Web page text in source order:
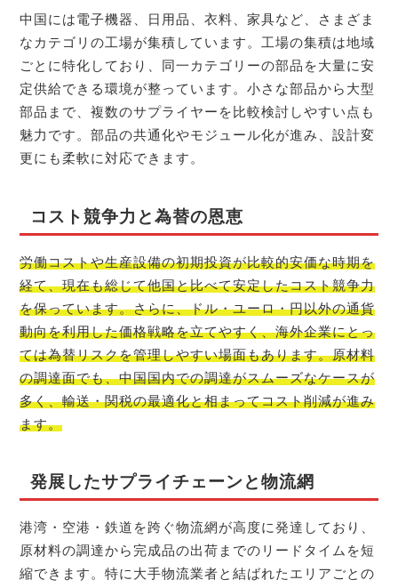
中国には電子機器、日用品、衣料、家具など、さまざま
なカテゴリの工場が集積しています。工場の集積は地域
ごとに特化しており、同一カテゴリーの部品を大量に安
定供給できる環境が整っています。小さな部品から大型
部品まで、複数のサプライヤーを比較検討しやすい点も
魅力です。部品の共通化やモジュール化が進み、設計変
更にも柔軟に対応できます。
コスト競争力と為替の恩恵
労働コストや生産設備の初期投資が比較的安価な時期を
経て、現在も総じて他国と比べて安定したコスト競争力
を保っています。さらに、ドル・ユーロ・円以外の通貨
動向を利用した価格戦略を立てやすく、海外企業にとっ
ては為替リスクを管理しやすい場面もあります。原材料
の調達面でも、中国国内での調達がスムーズなケースが
多く、輸送・関税の最適化と相まってコスト削減が進み
ます。
発展したサプライチェーンと物流網
港湾・空港・鉄道を跨ぐ物流網が高度に発達しており、
原材料の調達から完成品の出荷までのリードタイムを短
縮できます。特に大手物流業者と結ばれたエリアごとの